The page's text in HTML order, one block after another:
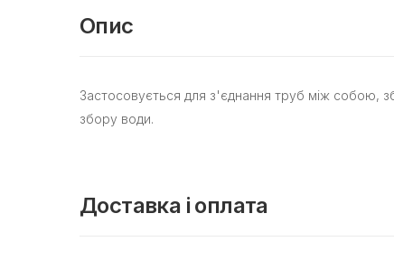
Опис
Застосовується для з'єднання труб між собою,
збору води.
Доставка і оплата